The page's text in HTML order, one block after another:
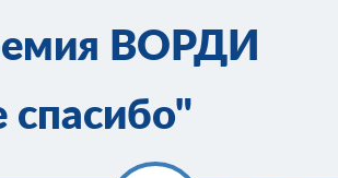
ВОРДИ
спасибо"